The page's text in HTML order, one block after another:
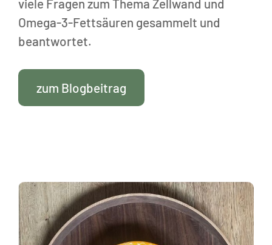
viele Fragen zum Thema Zellwand und
Omega-3-Fettsäuren gesammelt und
beantwortet.
zum Blogbeitrag